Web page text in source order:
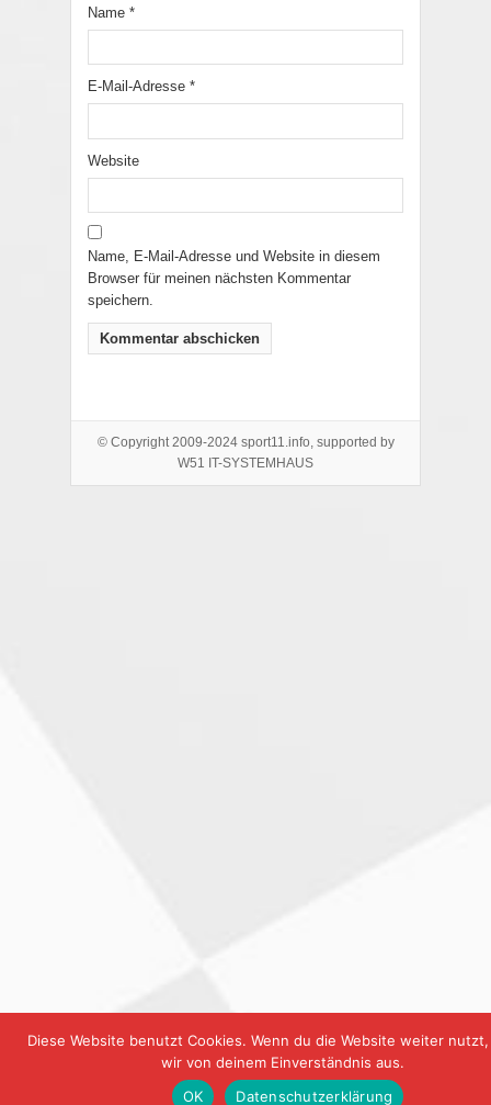
Name *
E-Mail-Adresse *
Website
Name, E-Mail-Adresse und Website in diesem
Browser für meinen nächsten Kommentar
speichern.
© Copyright 2009-2024 sport11.info, supported by
W51 IT-SYSTEMHAUS
Diese Website benutzt Cookies. Wenn du die Website weiter
wir von deinem Einverständnis aus.
OK
Datenschutzerklärung